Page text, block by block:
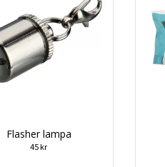
Flasher lampa
45 kr